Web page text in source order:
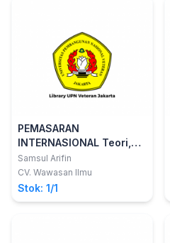
PEMASARAN
INTERNASIONAL Teori,
Regulasi dan
Implementasi
Samsul Arifin
CV. Wawasan Ilmu
Stok: 1/1